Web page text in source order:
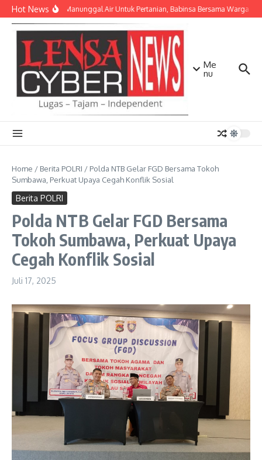
Lewati ke konten
Hot NewsTNI AD Manunggal Air Untuk Pertanian, Babinsa Bersama Warga
Me
nu
Home / Berita POLRI / Polda NTB Gelar FGD Bersama Tokoh
Sumbawa, Perkuat Upaya Cegah Konflik Sosial
Berita POLRI
Polda NTB Gelar FGD Bersama
Tokoh Sumbawa, Perkuat Upaya
Cegah Konflik Sosial
Juli 17, 2025